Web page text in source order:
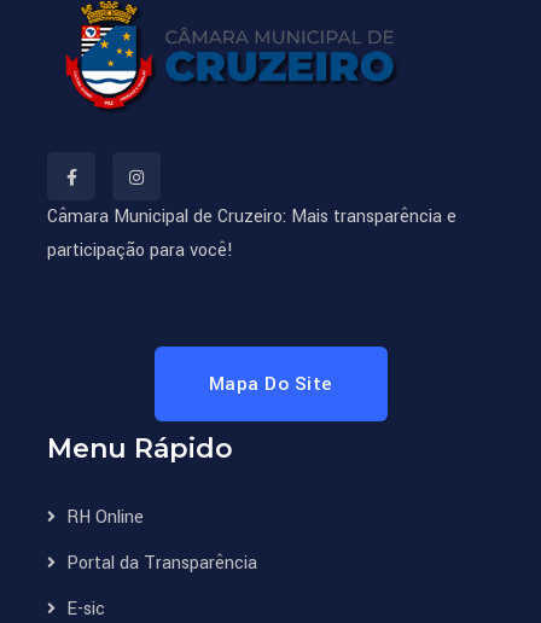
Câmara Municipal de Cruzeiro: Mais transparência e
participação para você!
Mapa Do Site
Menu Rápido
RH Online
Portal da Transparência
E-sic